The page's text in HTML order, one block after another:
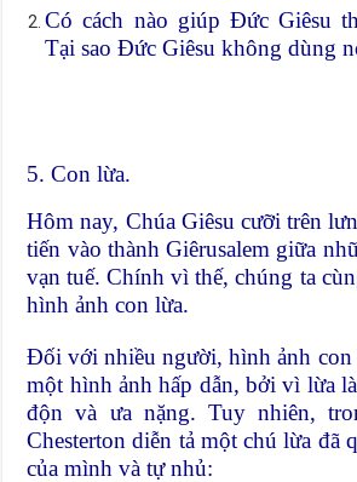
Có cách nào giúp Đức Giêsu
Tại sao Đức Giêsu không dùng
5. Con lừa.
Hôm nay, Chúa Giêsu cưỡi trên
tiến vào thành Giêrusalem giữa
vạn tuế. Chính vì thế, chúng ta
hình ảnh con lừa.
Đối với nhiều người, hình ảnh con
một hình ảnh hấp dẫn, bởi vì lừa
độn và ưa nặng. Tuy nhiên,
Chesterton diễn tả một chú lừa đã
của mình và tự nhủ: